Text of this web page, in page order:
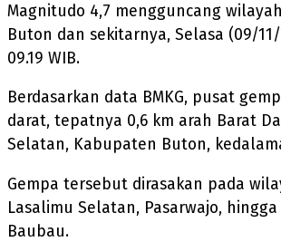
Magnitudo 4,7 mengguncang
Buton dan sekitarnya, Selasa (09/
09.19 WIB.
Berdasarkan data BMKG, pusat
darat, tepatnya 0,6 km arah Barat
Selatan, Kabupaten Buton,
Gempa tersebut dirasakan pada
Lasalimu Selatan, Pasarwajo,
Baubau.